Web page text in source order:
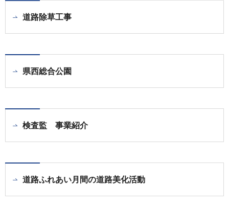
道路除草工事
県西総合公園
検査監 事業紹介
道路ふれあい月間の道路美化活動